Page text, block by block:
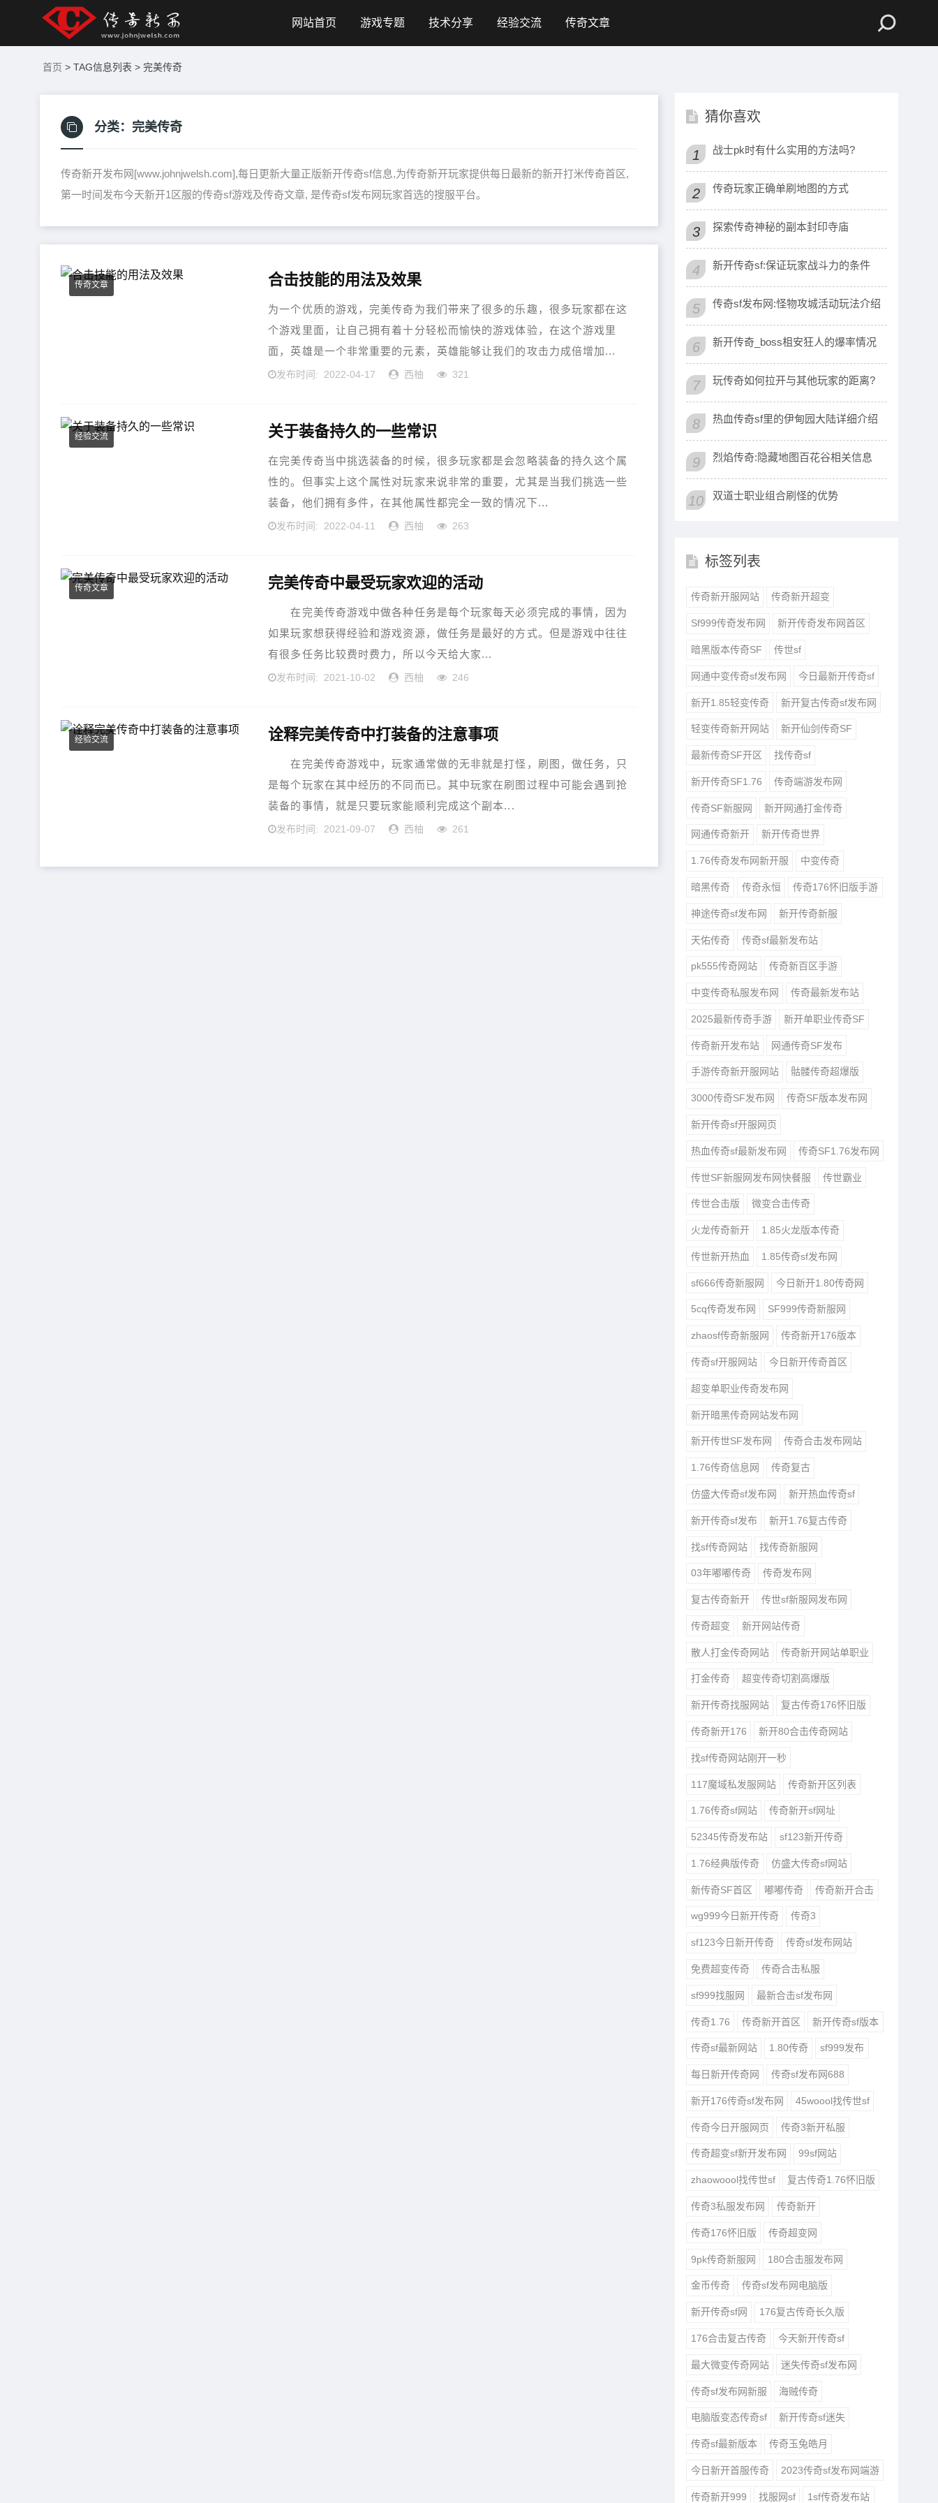
网站首页 游戏专题 技术分享 经验交流 传奇文章
首页 > TAG信息列表 > 完美传奇
分类： 完美传奇
传奇新开发布网[www.johnjwelsh.com],每日更新大量正版新开传奇sf信息,为传奇新开玩家提供每日最新的新开打米传奇首区,
第一时间发布今天新开1区服的传奇sf游戏及传奇文章, 是传奇sf发布网玩家首选的搜服平台。
传奇文章 合击技能的用法及效果
为一个优质的游戏，完美传奇为我们带来了很多的乐趣，很多玩家都在这
个游戏里面，让自己拥有着十分轻松而愉快的游戏体验，在这个游戏里
面，英雄是一个非常重要的元素，英雄能够让我们的攻击力成倍增加...
发布时间: 2022-04-17 西柚 321
经验交流 关于装备持久的一些常识
在完美传奇当中挑选装备的时候，很多玩家都是会忽略装备的持久这个属
性的。但事实上这个属性对玩家来说非常的重要，尤其是当我们挑选一些
装备，他们拥有多件，在其他属性都完全一致的情况下...
发布时间: 2022-04-11 西柚 263
传奇文章 完美传奇中最受玩家欢迎的活动
在完美传奇游戏中做各种任务是每个玩家每天必须完成的事情，因为
如果玩家想获得经验和游戏资源，做任务是最好的方式。但是游戏中往往
有很多任务比较费时费力，所以今天给大家...
发布时间: 2021-10-02 西柚 246
经验交流 诠释完美传奇中打装备的注意事项
在完美传奇游戏中，玩家通常做的无非就是打怪，刷图，做任务，只
是每个玩家在其中经历的不同而已。其中玩家在刷图过程中可能会遇到抢
装备的事情，就是只要玩家能顺利完成这个副本...
发布时间: 2021-09-07 西柚 261
猜你喜欢
1 战士pk时有什么实用的方法吗?
2 传奇玩家正确单刷地图的方式
3 探索传奇神秘的副本封印寺庙
4 新开传奇sf:保证玩家战斗力的条件
5 传奇sf发布网:怪物攻城活动玩法介绍
6 新开传奇_boss柤安狂人的爆率情况
7 玩传奇如何拉开与其他玩家的距离?
8 热血传奇sf里的伊甸园大陆详细介绍
9 烈焰传奇:隐藏地图百花谷相关信息
10 双道士职业组合刷怪的优势
标签列表
传奇新开服网站 传奇新开超变
Sf999传奇发布网 新开传奇发布网首区
暗黑版本传奇SF 传世sf
网通中变传奇sf发布网 今日最新开传奇sf
新开1.85轻变传奇 新开复古传奇sf发布网
轻变传奇新开网站 新开仙剑传奇SF
最新传奇SF开区 找传奇sf
新开传奇SF1.76 传奇端游发布网
传奇SF新服网 新开网通打金传奇
网通传奇新开 新开传奇世界
1.76传奇发布网新开服 中变传奇
暗黑传奇 传奇永恒 传奇176怀旧版手游
神途传奇sf发布网 新开传奇新服
天佑传奇 传奇sf最新发布站
pk555传奇网站 传奇新百区手游
中变传奇私服发布网 传奇最新发布站
2025最新传奇手游 新开单职业传奇SF
传奇新开发布站 网通传奇SF发布
手游传奇新开服网站 骷髅传奇超爆版
3000传奇SF发布网 传奇SF版本发布网
新开传奇sf开服网页
热血传奇sf最新发布网 传奇SF1.76发布网
传世SF新服网发布网快餐服 传世霸业
传世合击版 微变合击传奇
火龙传奇新开 1.85火龙版本传奇
传世新开热血 1.85传奇sf发布网
sf666传奇新服网 今日新开1.80传奇网
5cq传奇发布网 SF999传奇新服网
zhaosf传奇新服网 传奇新开176版本
传奇sf开服网站 今日新开传奇首区
超变单职业传奇发布网
新开暗黑传奇网站发布网
新开传世SF发布网 传奇合击发布网站
1.76传奇信息网 传奇复古
仿盛大传奇sf发布网 新开热血传奇sf
新开传奇sf发布 新开1.76复古传奇
找sf传奇网站 找传奇新服网
03年嘟嘟传奇 传奇发布网
复古传奇新开 传世sf新服网发布网
传奇超变 新开网站传奇
散人打金传奇网站 传奇新开网站单职业
打金传奇 超变传奇切割高爆版
新开传奇找服网站 复古传奇176怀旧版
传奇新开176 新开80合击传奇网站
找sf传奇网站刚开一秒
117魔域私发服网站 传奇新开区列表
1.76传奇sf网站 传奇新开sf网址
52345传奇发布站 sf123新开传奇
1.76经典版传奇 仿盛大传奇sf网站
新传奇SF首区 嘟嘟传奇 传奇新开合击
wg999今日新开传奇 传奇3
sf123今日新开传奇 传奇sf发布网站
免费超变传奇 传奇合击私服
sf999找服网 最新合击sf发布网
传奇1.76 传奇新开首区 新开传奇sf版本
传奇sf最新网站 1.80传奇 sf999发布
每日新开传奇网 传奇sf发布网688
新开176传奇sf发布网 45woool找传世sf
传奇今日开服网页 传奇3新开私服
传奇超变sf新开发布网 99sf网站
zhaowoool找传世sf 复古传奇1.76怀旧版
传奇3私服发布网 传奇新开
传奇176怀旧版 传奇超变网
9pk传奇新服网 180合击服发布网
金币传奇 传奇sf发布网电脑版
新开传奇sf网 176复古传奇长久版
176合击复古传奇 今天新开传奇sf
最大微变传奇网站 迷失传奇sf发布网
传奇sf发布网新服 海贼传奇
电脑版变态传奇sf 新开传奇sf迷失
传奇sf最新版本 传奇玉兔皓月
今日新开首服传奇 2023传奇sf发布网端游
传奇新开999 找服网sf 1sf传奇发布站